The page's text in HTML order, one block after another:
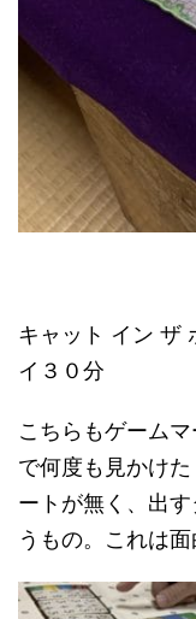
キャット イン
イ３０分
こちらもゲーム
で何度も見かけ
ートが無く、出
うもの。これは面